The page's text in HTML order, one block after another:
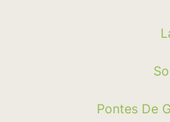
Pontes De